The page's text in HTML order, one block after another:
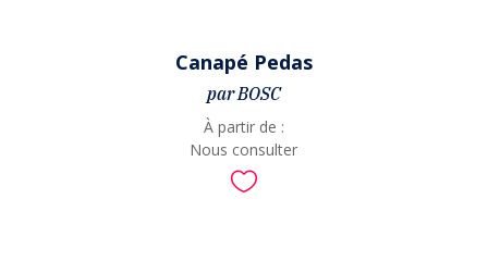
Canapé Pedas
par BOSC
À partir de :
Nous consulter
